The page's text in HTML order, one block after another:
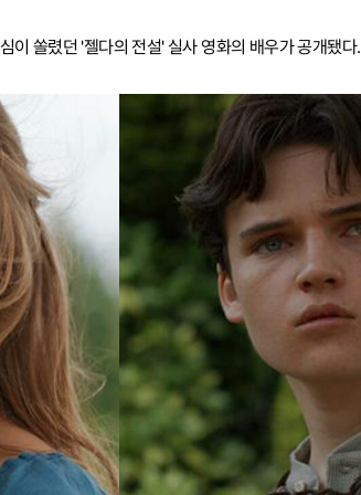
이 쏠렸던 '젤다의 전설' 실사 영화의 배우가 공개됐다.